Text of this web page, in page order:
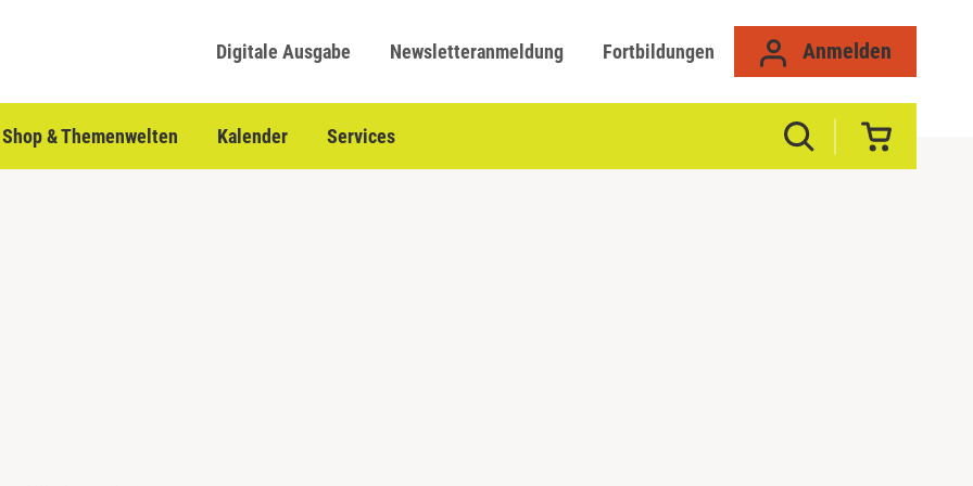
Digitale Ausgabe Newsletteranmeldung Fortbildungen Anmelden
Shop & Themenwelten Kalender Services